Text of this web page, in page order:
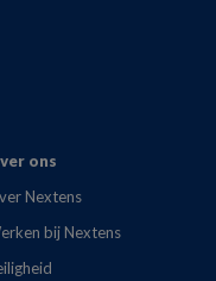
ons
Nextens
bij Nextens